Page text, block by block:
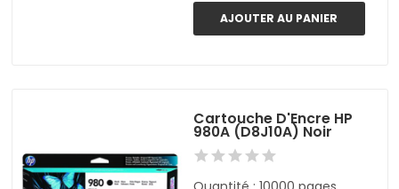
AJOUTER AU PANIER
Cartouche D'Encre HP
980A (D8J10A) Noir